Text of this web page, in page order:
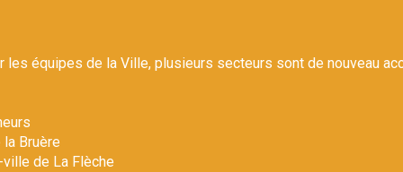
équipes de la Ville, plusieurs secteurs sont de nouveau
Bruère
de La Flèche